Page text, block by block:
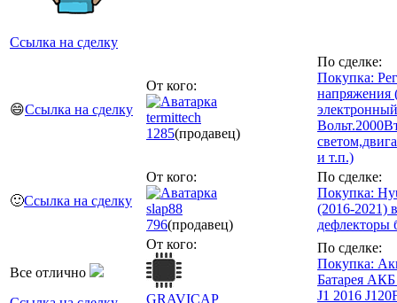
Ссылка на сделку
😄Ссылка на сделку
От кого:
termittech
1285(продавец)
По сделке:
Покупка:
напряжения
и т.п.)
🙂Ссылка на сделку
От кого:
slap88
796(продавец)
По сделке:
Покупка:
(2016-2021)
дефлекторы
Все отлично
От кого:
GRAVICAP
По сделке:
Покупка:
Батарея АКБ
J1 2016